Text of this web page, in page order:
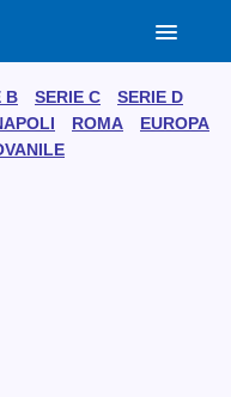
B SERIE C
SERIE D
ROMA
EUROPA